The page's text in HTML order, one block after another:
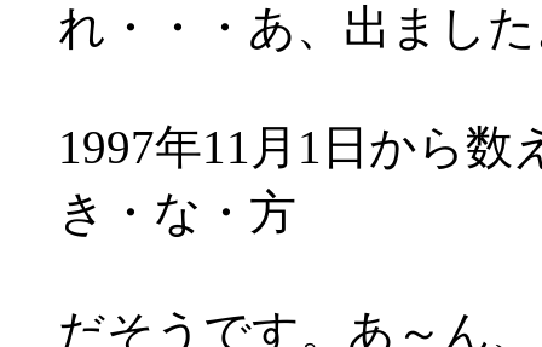
れ・・・あ、出まし
1997年11月1日から数
き・な・方
だそうです。あ～ん